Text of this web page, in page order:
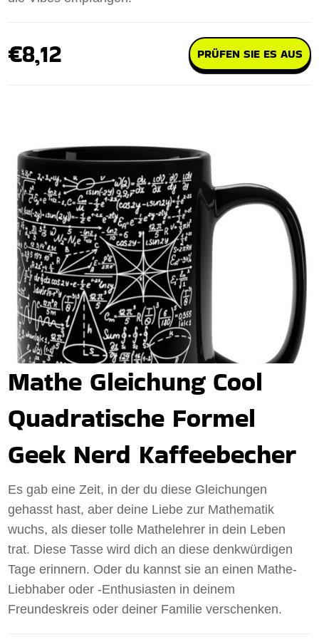
€8,12 PRÜFEN SIE ES AUS
Mathe Gleichung Cool
Quadratische Formel
Geek Nerd Kaffeebecher
Es gab eine Zeit, in der du diese Gleichungen
gehasst hast, aber deine Liebe zur Mathematik
wuchs, als dieser tolle Mathelehrer in dein Leben
trat. Diese Tasse wird dich an diese denkwürdigen
Tage erinnern. Oder du kannst sie an einen Mathe-
Liebhaber oder -Enthusiasten in deinem
Freundeskreis oder deiner Familie verschenken.